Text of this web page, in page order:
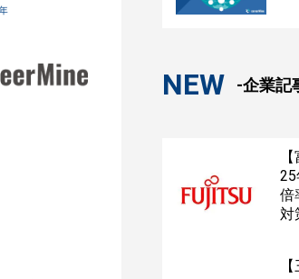
NEW -企業記
25
倍
対